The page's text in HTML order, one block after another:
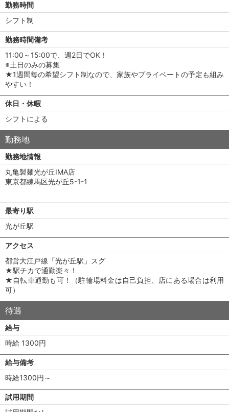
勤務時間
シフト制
勤務時間備考
11:00～15:00で、週2日でOK！
※土日のみの募集
★1週間毎の希望シフト制なので、家族やプライベートの予定も組み
やすい！
休日・休暇
シフトによる
勤務地
勤務地情報
丸亀製麺光が丘IMA店
東京都練馬区光が丘5-1-1
最寄り駅
光が丘駅
アクセス
都営大江戸線「光が丘駅」スグ
★駅チカで通勤楽々！
★自転車通勤も可！（駐輪場料金は自己負担、店にある場合は利用
可）
待遇
給与
時給 1300円
給与備考
時給1300円～
試用期間